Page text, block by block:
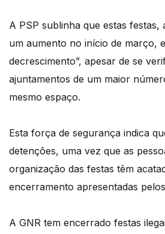
A PSP sublinha que estas festas,
um aumento no início de março,
decrescimento”, apesar de se
ajuntamentos de um maior
mesmo espaço.
Esta força de segurança indica
detenções, uma vez que as
organização das festas têm
encerramento apresentadas
A GNR tem encerrado festas